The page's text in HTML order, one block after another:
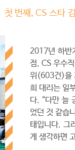
첫 번째, CS 스타
2017년 하반
점, CS 우수
위(603건)을
희 대리는 일
다. “다만 늘
었던 것 같습
태입니다. 그
게 생각하면